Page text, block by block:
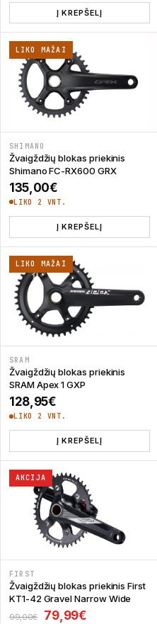
Į KREPŠELĮ
LIKO MAŽAI
SHIMANO
Žvaigždžių blokas priekinis
Shimano FC-RX600 GRX
135,00€
LIKO 2 VNT.
Į KREPŠELĮ
LIKO MAŽAI
SRAM
Žvaigždžių blokas priekinis
SRAM Apex 1 GXP
128,95€
LIKO 2 VNT.
Į KREPŠELĮ
AKCIJA
FIRST
Žvaigždžių blokas priekinis First
KT1-42 Gravel Narrow Wide
99,00€ Original price was:
79,99€Current